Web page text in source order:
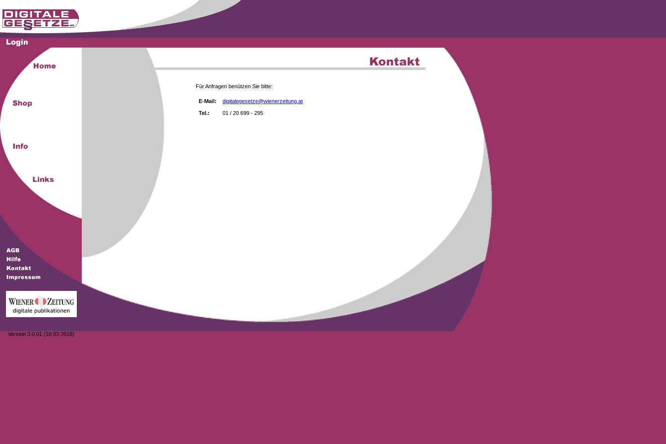
Version 3.0.01 (18.03.2018)
Für Anfragen benützen Sie bitte:
E-Mail:
digitalegesetze@wienerzeitung.at
Tel.:
01 / 20 699 - 295